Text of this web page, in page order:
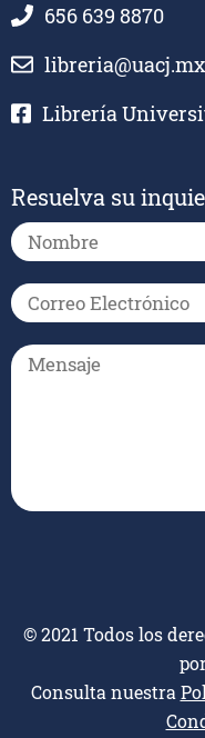
656 639 8870
libreria@uacj.mx
Librería
Resuelva su
© 2021 Todos los
Consulta nuestra